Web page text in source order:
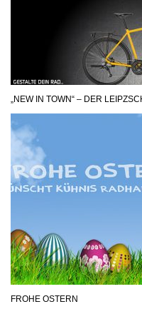
„NEW IN TOWN“ – DER
FROHE OSTERN